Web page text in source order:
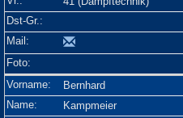
Bernhard
Kampmeier